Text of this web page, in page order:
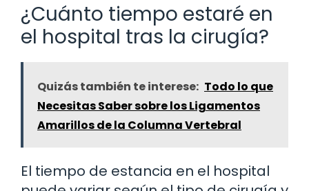
¿Cuánto tiempo estaré en
el hospital tras la cirugía?
Quizás también te interese: Todo lo que
Necesitas Saber sobre los Ligamentos
Amarillos de la Columna Vertebral
El tiempo de estancia en el hospital